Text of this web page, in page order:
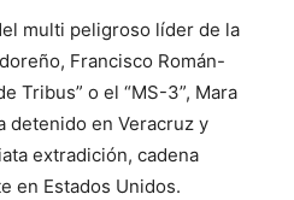
multi peligroso líder de la
Francisco Román-
Tribus” o el “MS-3”, Mara
detenido en Veracruz y
extradición, cadena
en Estados Unidos.